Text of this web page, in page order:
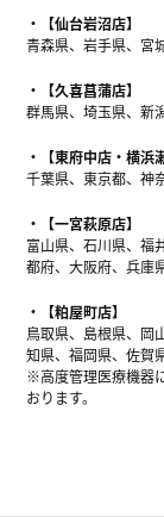
【仙台岩沼店】
青森県、岩手県、宮
【久喜菖蒲店】
群馬県、埼玉県、新
【東府中店・横浜
千葉県、東京都、神
【一宮萩原店】
富山県、石川県、福
都府、大阪府、兵庫
【粕屋町店】
鳥取県、島根県、岡
知県、福岡県、佐賀
※高度管理医療機器
おります。